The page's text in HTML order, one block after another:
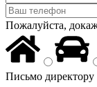
Пожалуйста,
Письмо директору